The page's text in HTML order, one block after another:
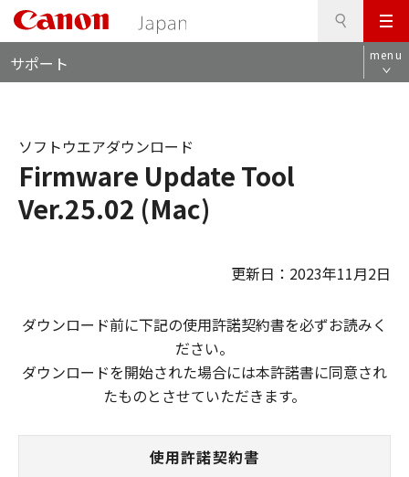
メ
ニ
ュ
サポート menu
Firmware Update Tool
Ver.25.02 (Mac)
ソフトウエアダウンロード
更新日：2023年11月2日
ダウンロード前に下記の使用許諾契約書を必ずお読みく
ださい。
ダウンロードを開始された場合には本許諾書に同意され
たものとさせていただきます。
使用許諾契約書